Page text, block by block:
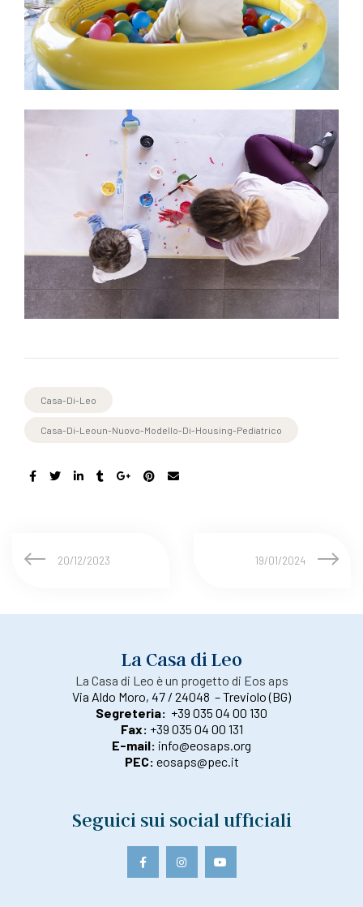
Casa-Di-Leo
Casa-Di-Leoun-Nuovo-Modello-Di-Housing-Pediatrico
20/12/2023 19/01/2024
La Casa di Leo
La Casa di Leo è un progetto di Eos aps
Via Aldo Moro, 47 / 24048 – Treviolo (BG)
Segreteria: +39 035 04 00 130
Fax: +39 035 04 00 131
E-mail: info@eosaps.org
PEC: eosaps@pec.it
Seguici sui social ufficiali